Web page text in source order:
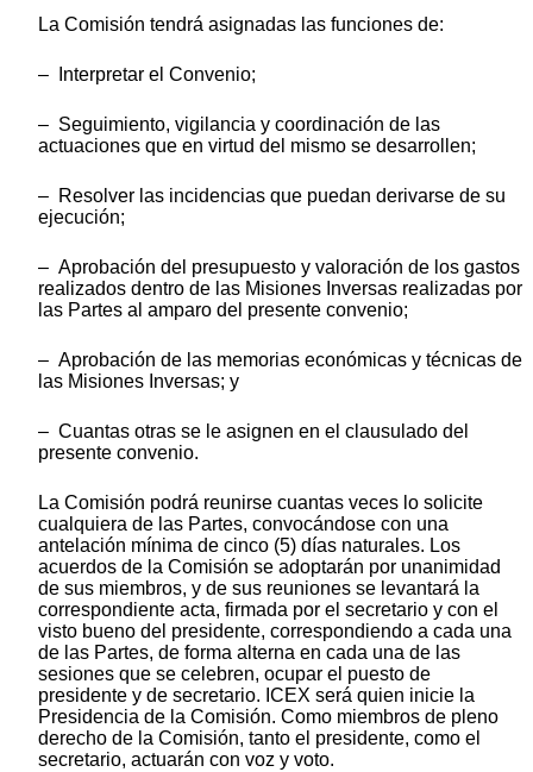
La Comisión tendrá asignadas las funciones de:
– Interpretar el Convenio;
– Seguimiento, vigilancia y coordinación de las
actuaciones que en virtud del mismo se desarrollen;
– Resolver las incidencias que puedan derivarse de su
ejecución;
– Aprobación del presupuesto y valoración de los gastos
realizados dentro de las Misiones Inversas realizadas por
las Partes al amparo del presente convenio;
– Aprobación de las memorias económicas y técnicas de
las Misiones Inversas; y
– Cuantas otras se le asignen en el clausulado del
presente convenio.
La Comisión podrá reunirse cuantas veces lo solicite
cualquiera de las Partes, convocándose con una
antelación mínima de cinco (5) días naturales. Los
acuerdos de la Comisión se adoptarán por unanimidad
de sus miembros, y de sus reuniones se levantará la
correspondiente acta, firmada por el secretario y con el
visto bueno del presidente, correspondiendo a cada una
de las Partes, de forma alterna en cada una de las
sesiones que se celebren, ocupar el puesto de
presidente y de secretario. ICEX será quien inicie la
Presidencia de la Comisión. Como miembros de pleno
derecho de la Comisión, tanto el presidente, como el
secretario, actuarán con voz y voto.